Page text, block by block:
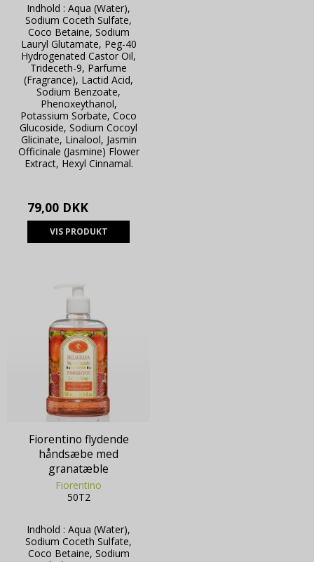
Indhold : Aqua (Water),
Sodium Coceth Sulfate,
Coco Betaine, Sodium
Lauryl Glutamate, Peg-40
Hydrogenated Castor Oil,
Trideceth-9, Parfume
(Fragrance), Lactid Acid,
Sodium Benzoate,
Phenoxeythanol,
Potassium Sorbate, Coco
Glucoside, Sodium Cocoyl
Glicinate, Linalool, Jasmin
Officinale (Jasmine) Flower
Extract, Hexyl Cinnamal.
79,00 DKK
VIS PRODUKT
Fiorentino flydende
håndsæbe med
granatæble
Fiorentino
50T2
Indhold : Aqua (Water),
Sodium Coceth Sulfate,
Coco Betaine, Sodium